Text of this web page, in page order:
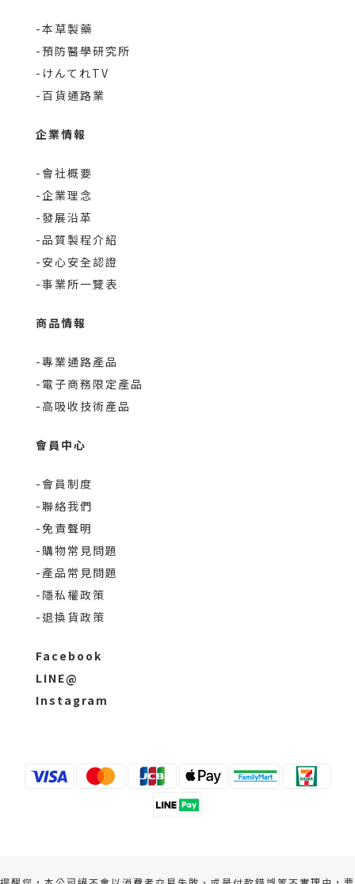
-本草製藥
-預防醫學研究所
-けんてれTV
-百貨通路業
企業情報
-會社概要
-企業理念
-發展沿革
-品質製程介紹
-安心安全認證
-事業所一覽表
商品情報
-專業通路產品
-電子商務限定產品
-高吸收技術產品
會員中心
-會員制度
-聯絡我們
-免責聲明
-購物常見問題
-產品常見問題
-隱私權政策
-退換貨政策
Facebook
LINE@
Instagram